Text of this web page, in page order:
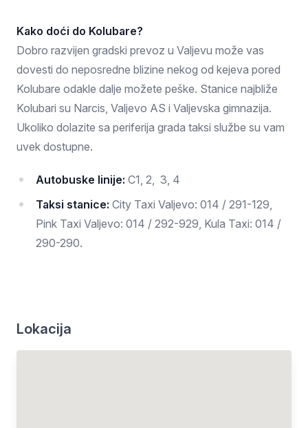
Kako doći do Kolubare?
Dobro razvijen gradski prevoz u Valjevu može vas
dovesti do neposredne blizine nekog od kejeva pored
Kolubare odakle dalje možete peške. Stanice najbliže
Kolubari su Narcis, Valjevo AS i Valjevska gimnazija.
Ukoliko dolazite sa periferija grada taksi službe su vam
uvek dostupne.
Autobuske linije: C1, 2, 3, 4
Taksi stanice: City Taxi Valjevo: 014 / 291-129,
Pink Taxi Valjevo: 014 / 292-929, Kula Taxi: 014 /
290-290.
Lokacija